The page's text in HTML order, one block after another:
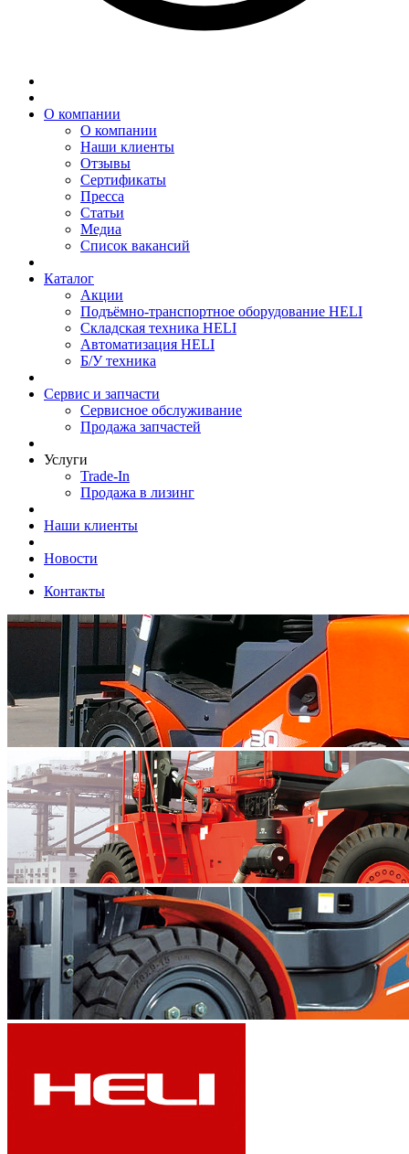
О компании
О компании
Наши клиенты
Отзывы
Сертификаты
Пресса
Статьи
Медиа
Список вакансий
Каталог
Акции
Подъёмно-транспортное оборудование HELI
Складская техника HELI
Автоматизация HELI
Б/У техника
Сервис и запчасти
Сервисное обслуживание
Продажа запчастей
Услуги
Trade-In
Продажа в лизинг
Наши клиенты
Новости
Контакты